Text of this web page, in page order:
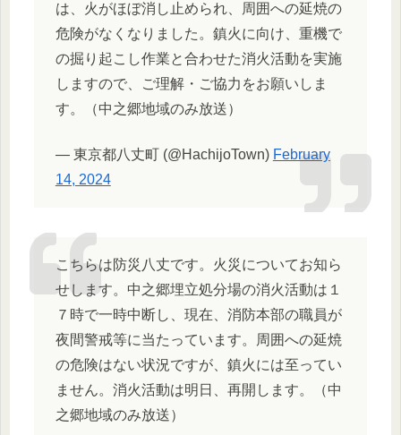
は、火がほぼ消し止められ、周囲への延焼の
危険がなくなりました。鎮火に向け、重機で
の掘り起こし作業と合わせた消火活動を実施
しますので、ご理解・ご協力をお願いしま
す。（中之郷地域のみ放送）
— 東京都八丈町 (@HachijoTown) February
14, 2024
こちらは防災八丈です。火災についてお知ら
せします。中之郷埋立処分場の消火活動は１
７時で一時中断し、現在、消防本部の職員が
夜間警戒等に当たっています。周囲への延焼
の危険はない状況ですが、鎮火には至ってい
ません。消火活動は明日、再開します。（中
之郷地域のみ放送）